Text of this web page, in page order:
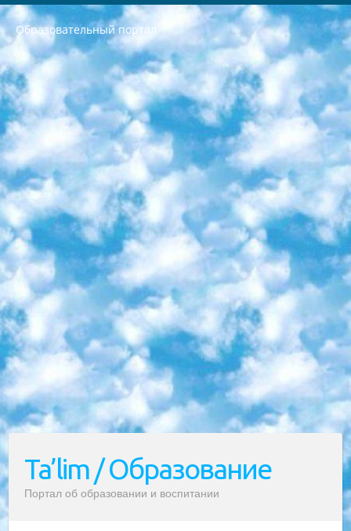
Образовательный портал
РЕСПУБЛИКА УЗБЕКИСТАН МИНИСТРЕРСТВО ДОШКОЛЬНОГО И ШКОЛЬНОГО ОБРАЗОВАНИЯ КОМАНДА в общеобразовательных учреждениях в 2023-2024 учебном году организация и проведение итоговой государственной аттестации обучающихся о Министра дошкольного и школьного образования Республики Узбекистан от 4 марта 2008 года (постановлением Минюста от 20 марта 2008 года № 1778 государственной регистрации) «Итоговое состояние учащихся общего среднего образования на основании положения об утверждении положения об аттестации общего среднего образования выпускной экзамен студентов в образовательных учреждениях в 2023-2024 учебном году В целях организации и прохождения аттестации приказываю: 1. Следующее: перечень предметов, по которым будет проводиться итоговая государственная аттестация и экзамен формы перевода согласно приложению 1; сертификаты международного образца, оценивающие уровень владения иностранными языками перечень согласно приложению 2; 2. Педагогический при специализированных образовательных учреждениях. научно-практический центр квалификации и международной оценки (Д.Давидова) 2024 г. До 25 марта: задания по предметам, по которым будет проводиться итоговая аттестация разработка и утверждение технических условий; итоговая аттестация на основании разработанного предметного задания разработка вопросов по предметам (устно и письменно), экзамен передача; общеобразовательные средние школы и специальные учебные заведения учащиеся выпускных классов школ и интернатов в агентской системе подготовка базы данных экзаменационных материалов и критериев оценки; перевод базы экзаменационных материалов на все языки обучения подать в Республиканский образовательный центр для изготовления; варианты экзаменов на основе разработанных контрольных материалов пусть будут поставлены задачи формирования. 3. Республиканский образовательный центр (Ш.Худайкулов) до 5 апреля 2024 года. до: база данных предоставленных экзаменационных материалов на все языки обучения перевод и экспертиза; для слепых, слабовидящих, глухих, слабослышащих и умственно отсталых детей учащиеся выпускных классов специализированных школ и школ-интернатов база данных экзаменационных материалов на всех преподаваемых языках подготовка критериев оценки; специализированные школы для умственно отсталых детей и технологии для учащихся выпускных классов школ-интернатов разработка соответствующих рекомендаций и критериев проведения ЕГЭ по естествознанию давать задания. 4. Педагогический при специализированных образовательных учреждениях. Научно-практический центр навыков и международной оценки (Д.Давидова), Республика образовательный центр (Худайкулов Ш.) итоговый государственный аттестационный экзамен ориентирован на творческое и логическое мышление при подготовке базы материалов учитывать введение заданий. 5. Следует отметить, что: сертификат государственного образца о знании общеобразовательного предмета и как минимум национальный уровень B1 по предметам на иностранных языках, указанным в Приложении 2. или международно признанный сертификат эквивалентного уровня студенты, изучающие определенный предмет, освобождаются от экзамена; по соответствующим предметам запланирована итоговая государственная аттестация за день до дня, путем жеребьевки Рабочей группой (в письменной форме по предметам, проводимым в форме) из числа сформированных вариантов выбрано 2 варианта; 2 выбранных варианта экзамена анонсированы на официальном сайте министерства и все выпускники по всей стране на основе этих вариантов проводит итоговую государственную аттестацию. 6. Государственное образование учащихся средних общеобразовательных учреждений. знания в соответствии с квалификационными требованиями, которые необходимо приобрести на основании стандартов итоговый (выпускной) контроль для 9 и 11 классов в целях тестирования Экзамены (далее – экзамены) состоят из предметов, перечисленных в приложении 1. будет сделано. 7. Экзамены пройдут с 26 мая по 15 июня 2024 г. (кроме науки физического воспитания). 8. Физическая для учащихся 9 классов общесредних образовательных учреждений. Экзамены по предмету «Образование, квалификация медицина» 1-6 мая 2024 года. сотрудники перевести под присмотр (с отклонениями в физическом или умственном развитии) специализированная школа для детей, школы-интернаты и со сколиозом школы-интернаты санаторного типа для больных детей исключены). 9. Он был слепым, слабовидящим и имел нарушения опорно-двигательного аппарата. экзамены в специализированных школах и интернатах для детей должны проводиться исходя из требований, предъявляемых к общеобразовательным учреждениям (физкультура кроме науки). 10. Специализированная школа для глухих и слабослышащих детей. и экзамены в интернатах и быть реализован в виде письменного теста по математике. 11. Специальность для умственно отсталых детей. Для 9 класса Родной язык и литературное письмо Государственный язык (язык обучения – узбекский). для неклассов) написано Математическое письмо Письменная/устная история Узбекистана Физическое воспитание практично Итоговый контроль Для 11 класса Написание родного языка и литературы (эссе) Математическое письмо Узбекский язык (обучение на узбекском языке) не посещающее общее среднее образование для учреждений)/Образовательное учреждение выбор письменный и устный Иностранный язык письменный/устный Письменная/устная история Узбекистана *По выбору студента:  Химия  Физика  Основы государственного права  География 10 бесплатных образовательных ресурсов - Мы составили подборку онлайн-проектов с интерактивными упражнениями, видеолекциями и статьями. Они помогут вам обрести новые и освежить старые знания бесплатно. 1. «ИНТУИТ» Старейшая образовательная площадка Рунета. Здесь вы найдёте сотни текстовых и видеокурсов на десятки различных тем — от программирования до психологии. Многие курсы подготовлены российскими университетами и крупными международными компаниями вроде Intel и Microsoft. Самостоятельное обучение бесплатное, но желающие могут оплатить услуги персональных наставников. 2. «Смартия» знакомит с актуальными профессиями и подсказывает, как им обучаться. Выбрав заинтересовавшую вас специальность — SMM-специалист, фотограф, веб-дизайнер или другую, — увидите список необходимых для неё умений. Чтобы вы могли освоить их самостоятельно, для каждого умения площадка отображает подборку ссылок на учебные материалы. Хотя «Смартия» ориентируется на русскоязычную аудиторию, часть контента всё же доступна только на английском. 3. «Лекторий Физтеха» Проект Московского физико-технического института (Физтеха). С его помощью вы можете смотреть онлайн серии лекций, записанные на видео в этом вузе. В числе доступных предметов — физика, биология, химия, информационные технологии и другие. К некоторым лекциям администрация ресурса прилагает готовые конспекты, которые можно скачивать в PDF-формате. 4. ITMOcourses Онлайн-площадка Санкт-Петербургского национального исследовательского университета информационных технологий, механики и оптики (ИТМО). Ресурс предоставляет свободный доступ к курсам, разработанным в этом вузе. Каталог материалов разбит на четыре категории: «Оптические системы и технологии», «Приборостроение и робототехника», «Информационные технологии» и «Биотехнологии». Курсы состоят из видеолекций, интерактивных демонстраций и заданий. 5. «КиберЛенинка» Электронная научная библиотека открытого доступа. Каталог площадки регулярно обрастает текстами статей из различных научных изданий. Сгруппированные по журналам и рубрикам публикации можно читать онлайн или скачивать целиком в PDF-формате. Проект нацелен на популяризацию науки за счёт открытого доступа к качественной информации. 6. «ПостНаука» На этом ресурсе публикуют подборки видеолекций, составленные экспертами из разных отраслей и объединённые общими темами. Среди них, к примеру, есть серии «Биоинформатика и геномика», «Культура средневековой Скандинавии» и Cinema Studies о теории кино. Каждая подборка лекций — логически связанная история, рассказанная экспертом от первого лица. Кроме того, на сайте появляются научно-образовательные статьи и тесты на разные темы. 7. «Newочём» Команда проекта «Newочём» отбирает самые интересные тексты из англоязычных СМИ и переводит те из них, за которые голосуют участники сообщества «ВКонтакте». По большей части это научно-популярные статьи. Редакторы придумывают лишь заголовки, в остальном содержание переводов соответствует оригиналам. Полные тексты можно читать прямо в социальной сети. 8. InternetUrok Онлайн-база материалов по основным дисциплинам школьной программы. Информация на сайте структурирована по классам, предметам и темам (урокам). Каждый урок состоит из видеолекций и конспектов. Есть также интерактивные тренажёры и тесты для закрепления пройденного материала. Даже если вы давно окончили школу, возможность повторить программу старших классов всегда может пригодиться. 9. Edutainme Ещё один ресурс об образовании. В отличие от Newtonew, как мне кажется, Edutainme больше ориентируется на представителей индустрии: педагогов, предпринимателей, разработчиков образовательных проектов. Но и любой, кто просто стремится к саморазвитию, найдёт на сайте много полезного и интересного для себя. Например, информацию о новых курсах и образовательных сервисах. 10. Newtonew Онлайн-медиа об образовании и обучении в широком смысле. Авторы Newtonew пишут об инструментах, заведениях, тактиках и стратегиях, которые помогают учить других и получать новые знания самостоятельно. На этой площадке вы найдёте новости, обзоры, аналитические мат
Ta’lim / Образование
Портал об образовании и воспитании